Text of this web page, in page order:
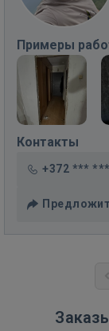
Примеры
Контакты
+372 ***